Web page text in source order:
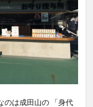
のは成田山の 「身代